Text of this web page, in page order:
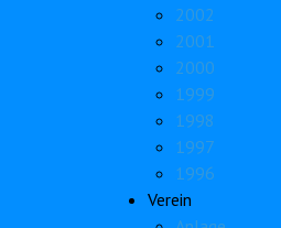
2002
2001
2000
1999
1998
1997
1996
Verein